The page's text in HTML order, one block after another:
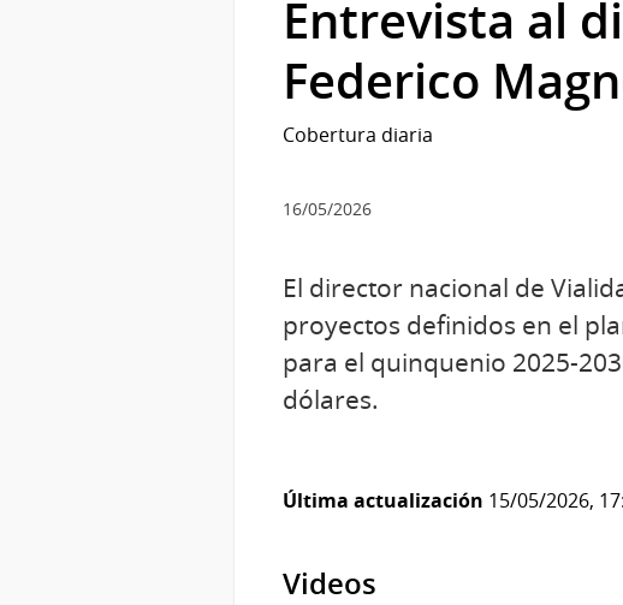
Entrevista al
Federico
Cobertura diaria
16/05/2026
El director nacional de
proyectos definidos en el
para el quinquenio 2025-
dólares.
Última actualización 15/05/2026,
Videos